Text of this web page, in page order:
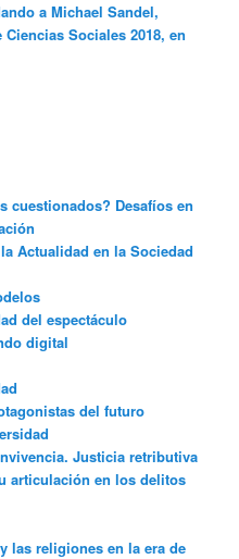
a Michael Sandel,
Sociales 2018, en
cuestionados? Desafíos en
Actualidad en la Sociedad
del espectáculo
digital
del futuro
Justicia retributiva
articulación en los delitos
las religiones en la era de